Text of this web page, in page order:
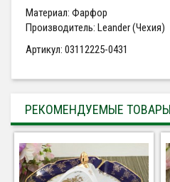
Материал: Фарфор
Производитель: Leander (Чехия)
Артикул: 03112225-0431
РЕКОМЕНДУЕМЫЕ ТОВАРЫ